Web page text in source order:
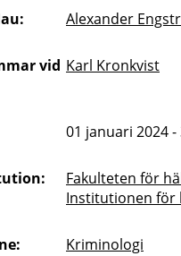
Alexander
vid Karl Kronkvist
01 januari 2024
Fakulteten för
Institutionen för
Kriminologi